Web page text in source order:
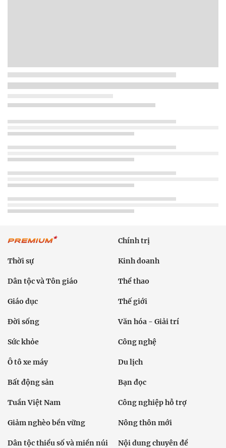
Chính trị
Thời sự Kinh doanh
Dân tộc và Tôn giáo Thể thao
Giáo dục Thế giới
Đời sống Văn hóa - Giải trí
Sức khỏe Công nghệ
Ô tô xe máy Du lịch
Bất động sản Bạn đọc
Tuần Việt Nam Công nghiệp hỗ trợ
Giảm nghèo bền vững Nông thôn mới
Dân tộc thiểu số và miền núi Nội dung chuyên đề